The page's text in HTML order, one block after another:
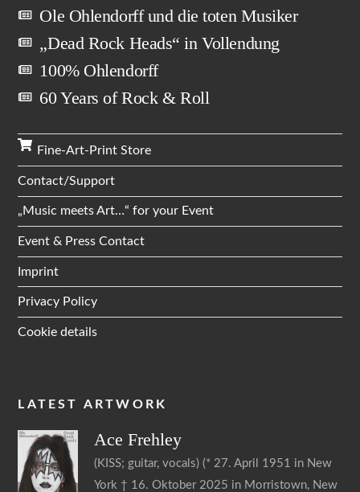
Ole Ohlendorff und die toten Musiker
„Dead Rock Heads“ in Vollendung
100% Ohlendorff
60 Years of Rock & Roll
Fine-Art-Print Store
Contact/Support
„Music meets Art…“ for your Event
Event & Press Contact
Imprint
Privacy Policy
Cookie details
LATEST ARTWORK
AceFrehley
(KISS; guitar, vocals) (* 27. April 1951 in New
York † 16. Oktober 2025 in Morristown, New